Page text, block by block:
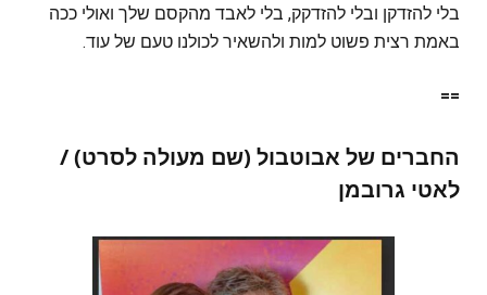
בלי להזדקן ובלי להזדקק, בלי לאבד מהקסם שלך ואולי ככה
באמת רצית פשוט למות ולהשאיר לכולנו טעם של עוד.
==
החברים של אבוטבול (שם מעולה לסרט) /
לאטי גרובמן